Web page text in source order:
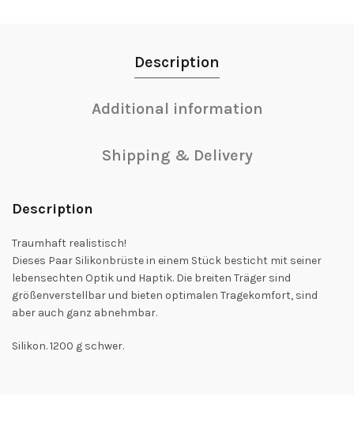
Description
Additional information
Shipping & Delivery
Description
Traumhaft realistisch!
Dieses Paar Silikonbrüste in einem Stück besticht mit seiner
lebensechten Optik und Haptik. Die breiten Träger sind
größenverstellbar und bieten optimalen Tragekomfort, sind
aber auch ganz abnehmbar.
Silikon. 1200 g schwer.